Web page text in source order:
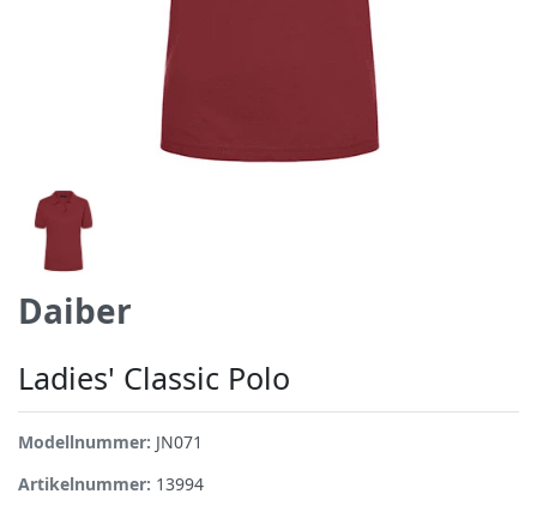
Daiber
Ladies' Classic Polo
Modellnummer: JN071
Artikelnummer: 13994